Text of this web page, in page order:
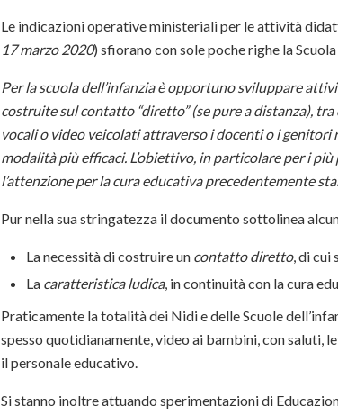
Le indicazioni operative ministeriali per le attività
17 marzo 2020) sfiorano con sole poche righe la
Per la scuola dell’infanzia è opportuno sviluppare
costruite sul contatto “diretto” (se pure a distanza),
vocali o video veicolati attraverso i docenti o i
modalità più efficaci. L’obiettivo, in particolare per i
l’attenzione per la cura educativa precedentemente
Pur nella sua stringatezza il documento sottolinea
La necessità di costruire un contatto diretto, di cui
La caratteristica ludica, in continuità con la cura
Praticamente la totalità dei Nidi e delle Scuole
spesso quotidianamente, video ai bambini, con saluti,
il personale educativo.
Si stanno inoltre attuando sperimentazioni di